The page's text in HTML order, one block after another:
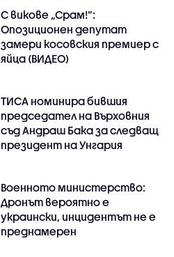
С викове „Срам!“:
Опозиционен депутат
замери косовския премиер с
яйца (ВИДЕО)
ТИСА номинира бившия
председател на Върховния
съд Андраш Бака за следващ
президент на Унгария
Военното министерство:
Дронът вероятно е
украински, инцидентът не е
преднамерен